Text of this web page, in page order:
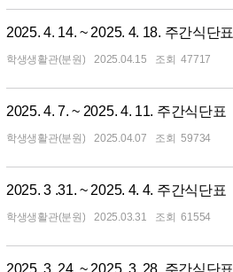
2025. 4. 14. ~ 2025. 4. 18. 주간식단표
학생생활관(분원) 2025.04.15 47717
2025. 4. 7. ~ 2025. 4. 11. 주간식단표
학생생활관(분원) 2025.04.07 59734
2025. 3 .31. ~ 2025. 4. 4. 주간식단표
학생생활관(분원) 2025.03.31 61554